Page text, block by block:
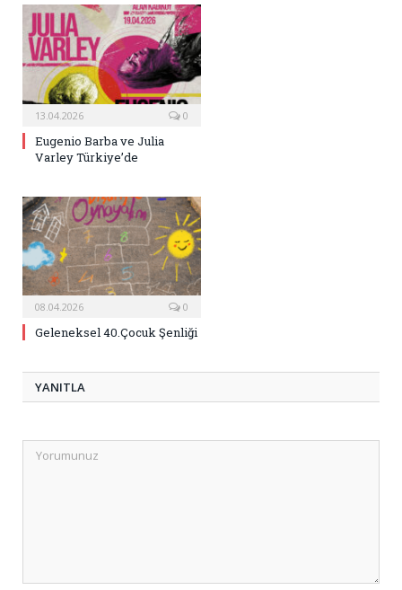
13.04.2026 0
Eugenio Barba ve Julia
Varley Türkiye’de
08.04.2026 0
Geleneksel 40.Çocuk Şenliği
YANITLA